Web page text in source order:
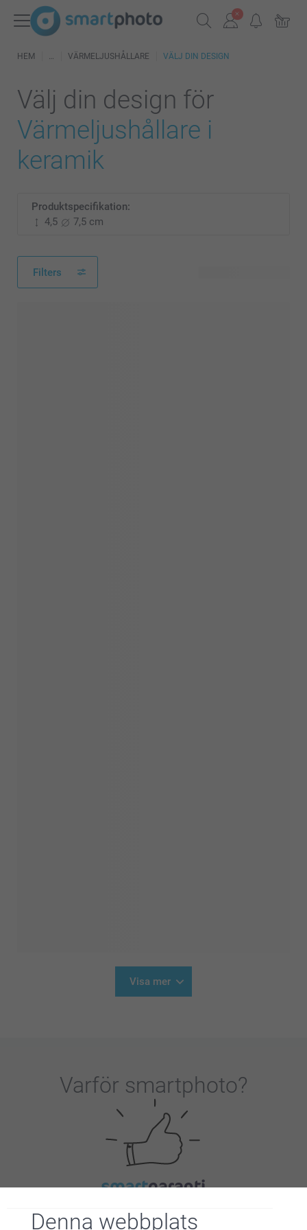
Denna webbplats
HEM VÄRMELJUSHÅLLARE VÄLJ DIN DESIGN
Välj din design för
Värmeljushållare i
keramik
Produktspecifikation:
4,5
7,5 cm
Filters
Visa mer
Varför smartphoto?
Nöjd kundgaranti